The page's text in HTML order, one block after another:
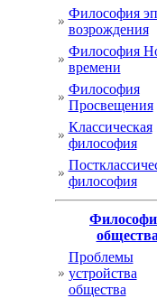
Философия
возрождения
Философия
времени
Философия
Просвещения
Классическая
философия
философия
общества
Проблемы
устройства
общества